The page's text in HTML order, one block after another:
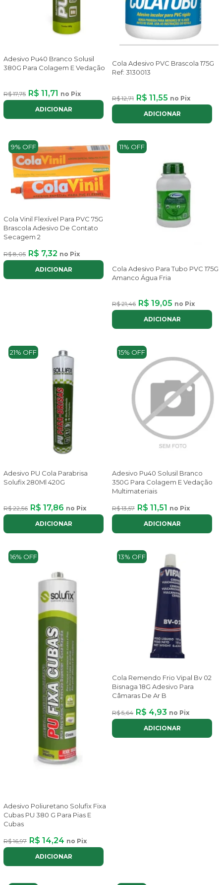
Adesivo Pu40 Branco Solusil
380G Para Colagem E Vedação
R$ 17,75 R$ 11,71 no Pix
ADICIONAR
Cola Adesivo PVC Brascola 175G
Ref: 3130013
R$ 12,71 R$ 11,55 no Pix
ADICIONAR
9% OFF
Cola Vinil Flexível Para PVC 75G
Brascola Adesivo De Contato
Secagem 2
R$ 8,05 R$ 7,32 no Pix
ADICIONAR
11% OFF
Cola Adesivo Para Tubo PVC 175G
Amanco Água Fria
R$ 21,46 R$ 19,05 no Pix
ADICIONAR
21% OFF
Adesivo PU Cola Parabrisa
Solufix 280Ml 420G
R$ 22,56 R$ 17,86 no Pix
ADICIONAR
15% OFF
Adesivo Pu40 Solusil Branco
350G Para Colagem E Vedação
Multimateriais
R$ 13,57 R$ 11,51 no Pix
ADICIONAR
16% OFF
Adesivo Poliuretano Solufix Fixa
Cubas PU 380 G Para Pias E
Cubas
R$ 16,97 R$ 14,24 no Pix
ADICIONAR
13% OFF
Cola Remendo Frio Vipal Bv 02
Bisnaga 18G Adesivo Para
Câmaras De Ar B
R$ 5,64 R$ 4,93 no Pix
ADICIONAR